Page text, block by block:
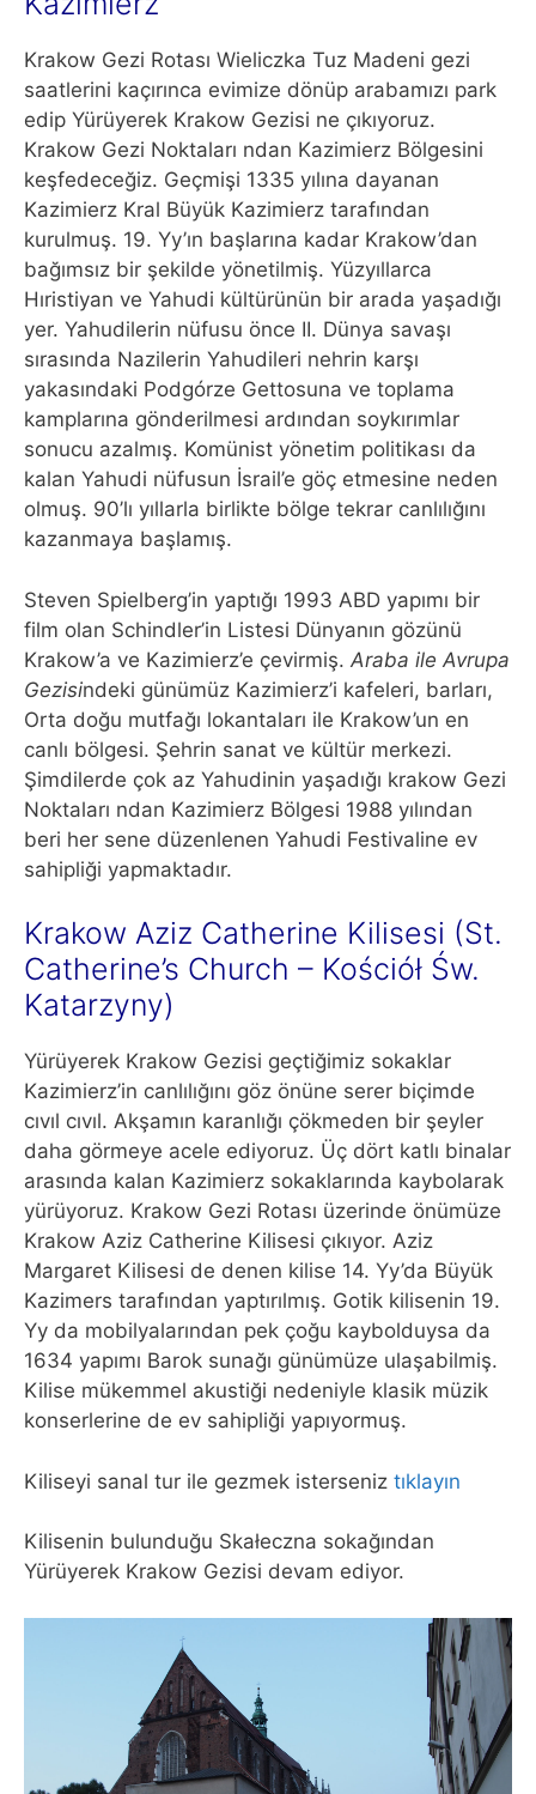
Krakow Gezi Rotası Wieliczka Tuz Madeni gezi
saatlerini kaçırınca evimize dönüp arabamızı park
edip Yürüyerek Krakow Gezisi ne çıkıyoruz.
Krakow Gezi Noktaları ndan Kazimierz Bölgesini
keşfedeceğiz. Geçmişi 1335 yılına dayanan
Kazimierz Kral Büyük Kazimierz tarafından
kurulmuş. 19. Yy’ın başlarına kadar Krakow’dan
bağımsız bir şekilde yönetilmiş. Yüzyıllarca
Hıristiyan ve Yahudi kültürünün bir arada yaşadığı
yer. Yahudilerin nüfusu önce II. Dünya savaşı
sırasında Nazilerin Yahudileri nehrin karşı
yakasındaki Podgórze Gettosuna ve toplama
kamplarına gönderilmesi ardından soykırımlar
sonucu azalmış. Komünist yönetim politikası da
kalan Yahudi nüfusun İsrail’e göç etmesine neden
olmuş. 90’lı yıllarla birlikte bölge tekrar canlılığını
kazanmaya başlamış.
Steven Spielberg’in yaptığı 1993 ABD yapımı bir
film olan Schindler’in Listesi Dünyanın gözünü
Krakow’a ve Kazimierz’e çevirmiş. Araba ile Avrupa
Gezisindeki günümüz Kazimierz’i kafeleri, barları,
Orta doğu mutfağı lokantaları ile Krakow’un en
canlı bölgesi. Şehrin sanat ve kültür merkezi.
Şimdilerde çok az Yahudinin yaşadığı krakow Gezi
Noktaları ndan Kazimierz Bölgesi 1988 yılından
beri her sene düzenlenen Yahudi Festivaline ev
sahipliği yapmaktadır.
Krakow Aziz Catherine Kilisesi (St.
Catherine’s Church – Kościół Św.
Katarzyny)
Yürüyerek Krakow Gezisi geçtiğimiz sokaklar
Kazimierz’in canlılığını göz önüne serer biçimde
cıvıl cıvıl. Akşamın karanlığı çökmeden bir şeyler
daha görmeye acele ediyoruz. Üç dört katlı binalar
arasında kalan Kazimierz sokaklarında kaybolarak
yürüyoruz. Krakow Gezi Rotası üzerinde önümüze
Krakow Aziz Catherine Kilisesi çıkıyor. Aziz
Margaret Kilisesi de denen kilise 14. Yy’da Büyük
Kazimers tarafından yaptırılmış. Gotik kilisenin 19.
Yy da mobilyalarından pek çoğu kaybolduysa da
1634 yapımı Barok sunağı günümüze ulaşabilmiş.
Kilise mükemmel akustiği nedeniyle klasik müzik
konserlerine de ev sahipliği yapıyormuş.
Kiliseyi sanal tur ile gezmek isterseniz tıklayın
Kilisenin bulunduğu Skałeczna sokağından
Yürüyerek Krakow Gezisi devam ediyor.